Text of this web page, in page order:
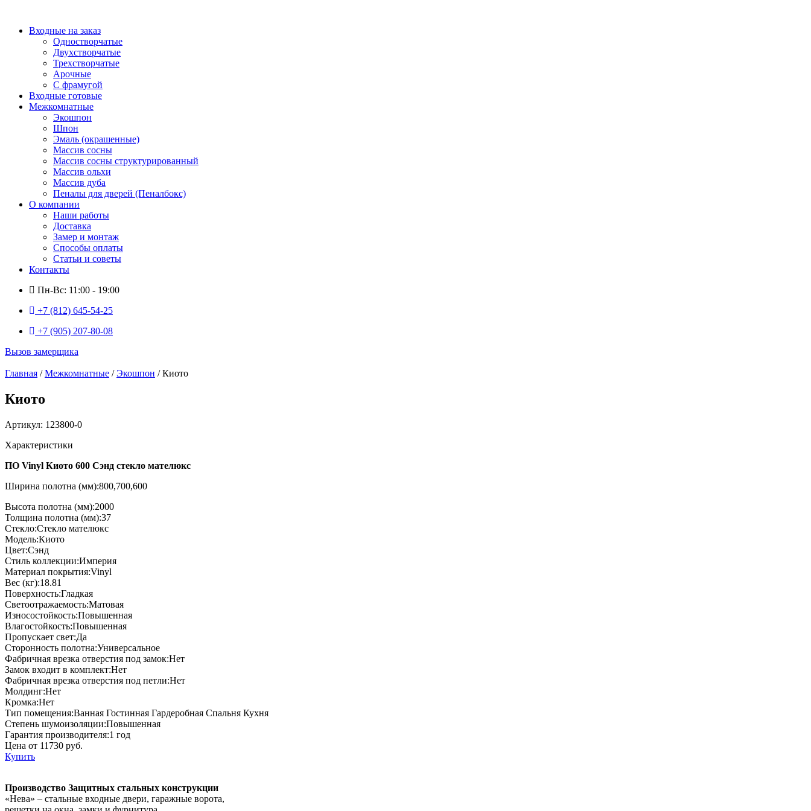
содержимому
Входные на заказ
Одностворчатые
Двухстворчатые
Трехстворчатые
Арочные
С фрамугой
Входные готовые
Межкомнатные
Экошпон
Шпон
Эмаль (окрашенные)
Массив сосны
Массив сосны структурированный
Массив ольхи
Массив дуба
Пеналы для дверей (Пеналбокс)
О компании
Наши работы
Доставка
Замер и монтаж
Способы оплаты
Статьи и советы
Контакты
Пн-Вс: 11:00 - 19:00
+7 (812) 645-54-25
+7 (905) 207-80-08
Вызов замерщика
Главная /Межкомнатные /Экошпон / Киото
Киото
Артикул: 123800-0
Характеристики
ПО Vinyl Киото 600 Сэнд стекло мателюкс
Ширина полотна (мм):800,700,600
Высота полотна (мм):2000
Толщина полотна (мм):37
Стекло:Стекло мателюкс
Модель:Киото
Цвет:Сэнд
Стиль коллекции:Империя
Материал покрытия:Vinyl
Вес (кг):18.81
Поверхность:Гладкая
Светоотражаемость:Матовая
Износостойкость:Повышенная
Влагостойкость:Повышенная
Пропускает свет:Да
Сторонность полотна:Универсальное
Фабричная врезка отверстия под замок:Нет
Замок входит в комплект:Нет
Фабричная врезка отверстия под петли:Нет
Молдинг:Нет
Кромка:Нет
Тип помещения:Ванная Гостинная Гардеробная Спальня Кухня
Степень шумоизоляции:Повышенная
Гарантия производителя:1 год
Цена от 11730 руб.
Купить
Производство Защитных стальных конструкции
«Нева» – стальные входные двери, гаражные ворота,